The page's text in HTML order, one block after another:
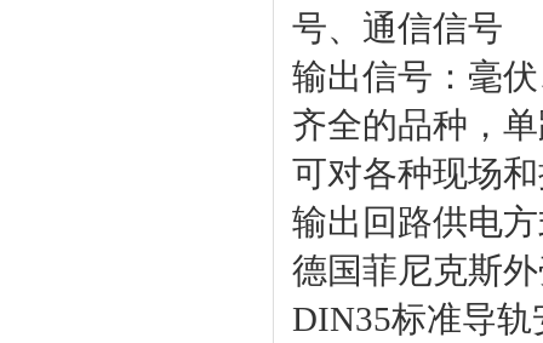
号、通信信号
输出信号：毫
齐全的品种，
可对各种现场
输出回路供电
德国菲尼克斯
DIN35标准导